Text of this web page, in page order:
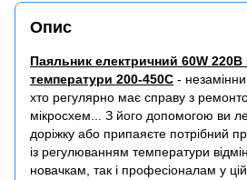
Опис
Паяльник електричний 60W
температури 200-450C -
хто регулярно має справу з
мікросхем... З його допомогою ви
доріжку або припаяєте потрібний
із регулюванням температури
новачкам, так і професіоналам у